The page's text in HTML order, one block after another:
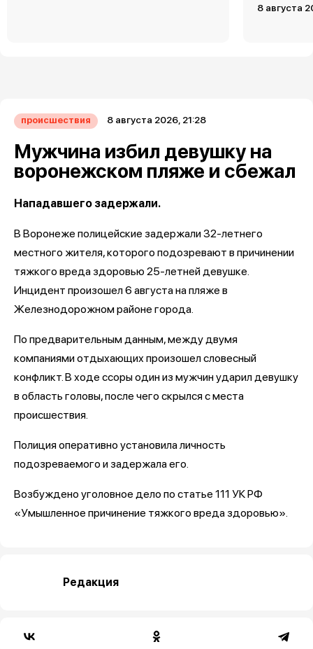
8 августа
происшествия 8 августа 2026, 21:28
Мужчина избил девушку на
воронежском пляже и сбежал
Нападавшего задержали.
В Воронеже полицейские задержали 32-летнего
местного жителя, которого подозревают в причинении
тяжкого вреда здоровью 25-летней девушке.
Инцидент произошел 6 августа на пляже в
Железнодорожном районе города.
По предварительным данным, между двумя
компаниями отдыхающих произошел словесный
конфликт. В ходе ссоры один из мужчин ударил девушку
в область головы, после чего скрылся с места
происшествия.
Полиция оперативно установила личность
подозреваемого и задержала его.
Возбуждено уголовное дело по статье 111 УК РФ
«Умышленное причинение тяжкого вреда здоровью».
Редакция